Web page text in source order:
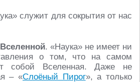
. «Наука» не имеет ни
о том, что на самом
собой Вселенная. Даже не
– «Слоёный Пирог», а только